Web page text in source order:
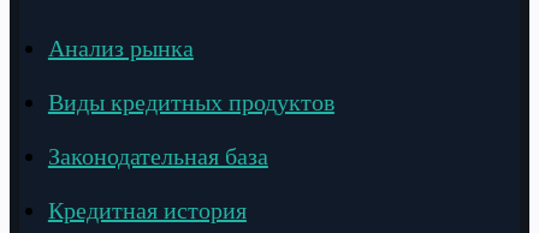
Анализ рынка
Виды кредитных продуктов
Законодательная база
Кредитная история